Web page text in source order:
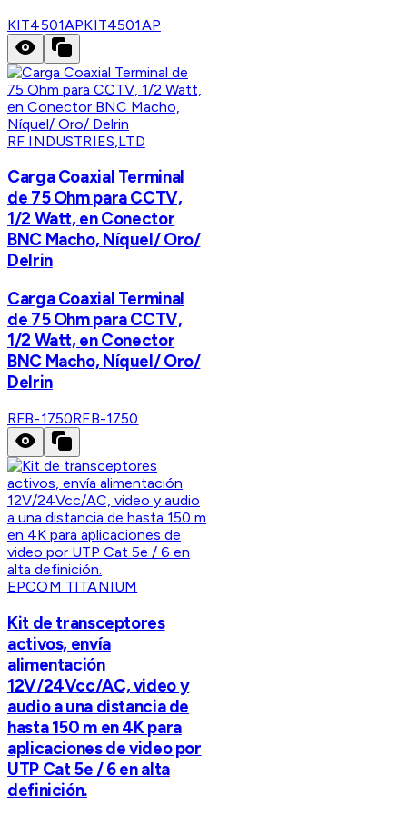
KIT4501APKIT4501AP
RF INDUSTRIES,LTD
Carga Coaxial Terminal
de 75 Ohm para CCTV,
1/2 Watt, en Conector
BNC Macho, Níquel/ Oro/
Delrin
Carga Coaxial Terminal
de 75 Ohm para CCTV,
1/2 Watt, en Conector
BNC Macho, Níquel/ Oro/
Delrin
RFB-1750RFB-1750
EPCOM TITANIUM
Kit de transceptores
activos, envía
alimentación
12V/24Vcc/AC, video y
audio a una distancia de
hasta 150 m en 4K para
aplicaciones de video por
UTP Cat 5e / 6 en alta
definición.